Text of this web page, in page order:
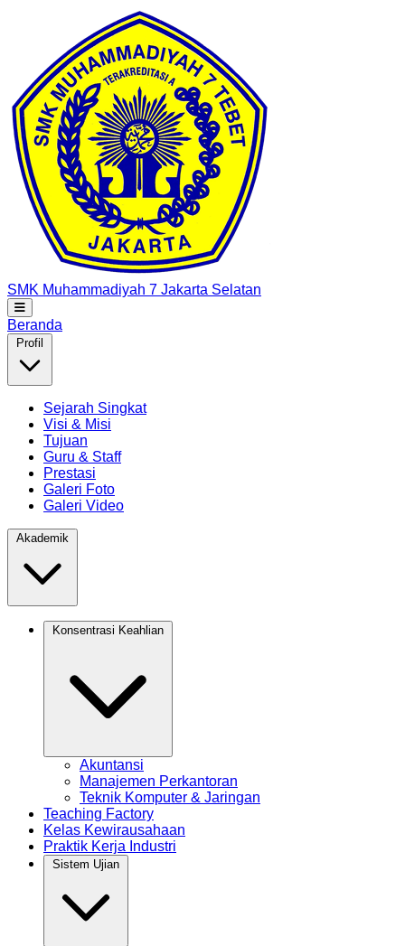
SMK Muhammadiyah 7 Jakarta Selatan
Beranda
Sejarah Singkat
Visi & Misi
Tujuan
Guru & Staff
Prestasi
Galeri Foto
Galeri Video
Akuntansi
Manajemen Perkantoran
Teknik Komputer & Jaringan
Teaching Factory
Kelas Kewirausahaan
Praktik Kerja Industri